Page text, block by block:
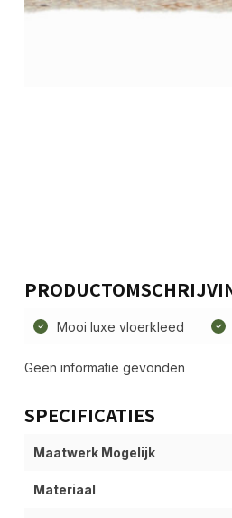
Mooi luxe vloerkleed
Geen informatie gevonden
SPECIFICATIES
Maatwerk Mogelijk
Materiaal